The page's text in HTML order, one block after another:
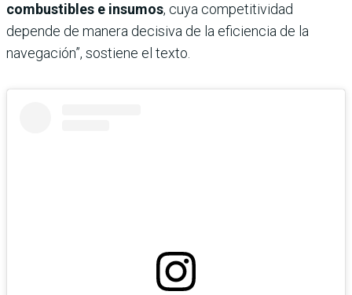
combustibles e insumos, cuya competitividad
depende de manera decisiva de la eficiencia de la
navegación”, sostiene el texto.